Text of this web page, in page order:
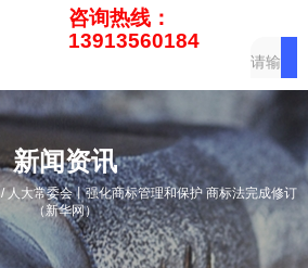
咨询热线：
13913560184
新闻资讯
/人大常委会丨强化商标管理和保护 商标法完成修订
（新华网）